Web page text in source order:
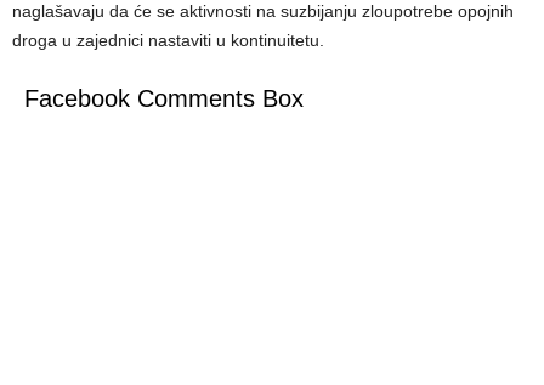
naglašavaju da će se aktivnosti na suzbijanju zloupotrebe opojnih
droga u zajednici nastaviti u kontinuitetu.
Facebook Comments Box